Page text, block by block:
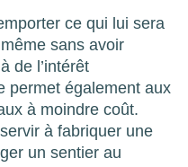
ce qui lui sera
sans avoir
de l’intérêt
permet également aux
à moindre coût.
à fabriquer une
un sentier au